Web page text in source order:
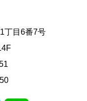
丁目6番7号